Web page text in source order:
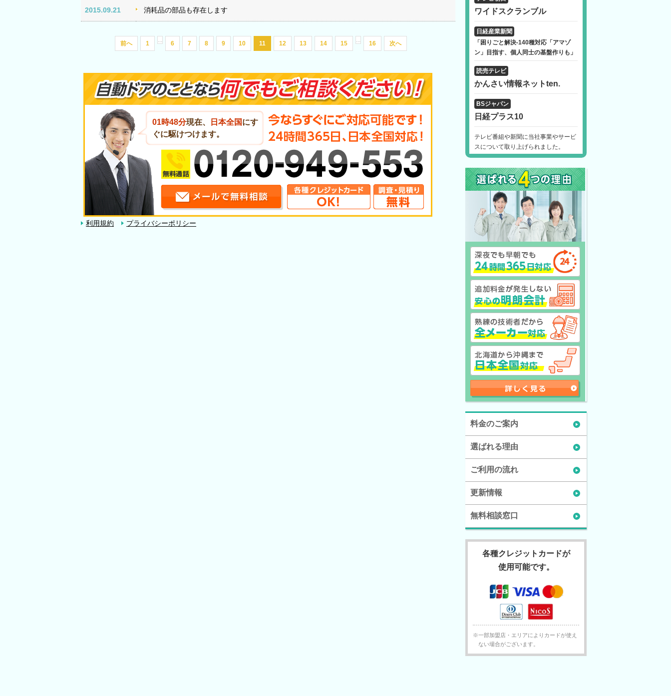
2015.09.21 消耗品の部品も存在します
前へ 1 ... 6 7 8 9 10 11 12 13 14 15 ... 16 次へ
01時48分現在、 日本全国にす
ぐに駆けつけます。
利用規約 プライバシーポリシー
ワイドスクランブル
日経産業新聞
「困りごと解決-140種対応「アマゾ
ン」目指す、個人同士の基盤作りも」
読売テレビ
かんさい情報ネットten.
BSジャパン
日経プラス10
テレビ番組や新聞に当社事業やサービ
スについて取り上げられました。
料金のご案内
選ばれる理由
ご利用の流れ
更新情報
無料相談窓口
各種クレジットカードが
使用可能です。
※一部加盟店・エリアによりカードが使え
ない場合がございます。